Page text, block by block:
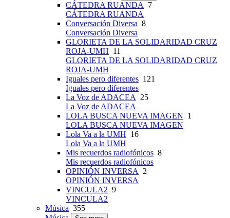
CÁTEDRA RUANDA 7
CÁTEDRA RUANDA
Conversación Diversa 8
Conversación Diversa
GLORIETA DE LA SOLIDARIDAD CRUZ
ROJA-UMH 11
GLORIETA DE LA SOLIDARIDAD CRUZ
ROJA-UMH
Iguales pero diferentes 121
Iguales pero diferentes
La Voz de ADACEA 25
La Voz de ADACEA
LOLA BUSCA NUEVA IMAGEN 1
LOLA BUSCA NUEVA IMAGEN
Lola Va a la UMH 16
Lola Va a la UMH
Mis recuerdos radiofónicos 8
Mis recuerdos radiofónicos
OPINIÓN INVERSA 2
OPINIÓN INVERSA
VINCULA2 9
VINCULA2
Música 355